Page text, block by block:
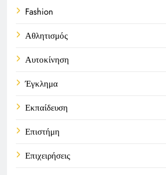
Fashion
Αθλητισμός
Αυτοκίνηση
Έγκλημα
Εκπαίδευση
Επιστήμη
Επιχειρήσεις